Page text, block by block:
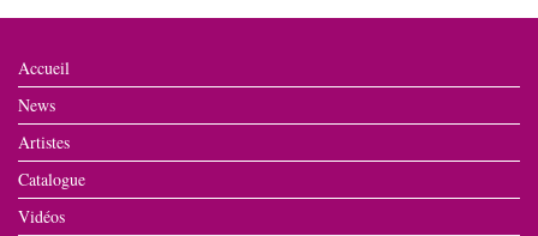
Accueil
News
Artistes
Catalogue
Vidéos